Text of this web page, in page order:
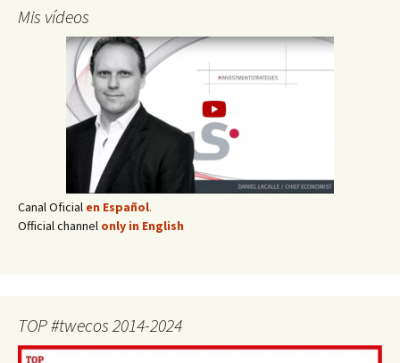
Mis vídeos
Canal Oficial en Español.
Official channel only in English
TOP #twecos 2014-2024